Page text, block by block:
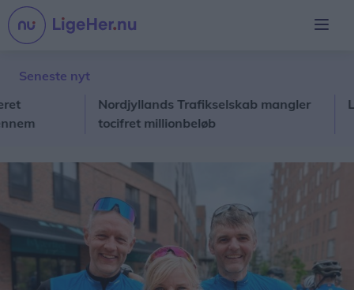
Seneste nyt
Nordjyllands Trafikselskab mangler
tocifret millionbeløb